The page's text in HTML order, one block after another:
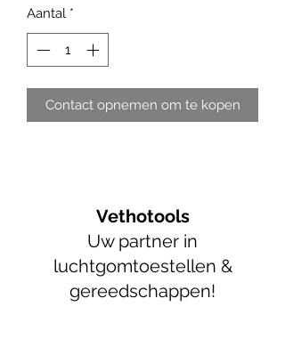
Aantal *
Contact opnemen om te kopen
Vethotools
Uw partner in
luchtgomtoestellen &
gereedschappen!